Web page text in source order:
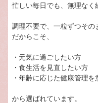
忙しい毎日でも、無理なく
調理不要で、一粒ずつその
だからこそ、
・元気に過ごしたい方
・食生活を見直したい方
・年齢に応じた健康管理
から選ばれています。